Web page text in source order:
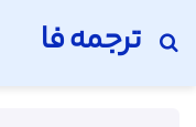
ترجمه فا
جستجو برای